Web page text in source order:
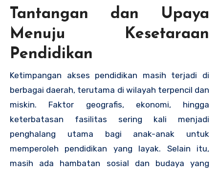
Tantangan dan Upaya
Menuju Kesetaraan
Pendidikan
Ketimpangan akses pendidikan masih terjadi di
berbagai daerah, terutama di wilayah terpencil dan
miskin. Faktor geografis, ekonomi, hingga
keterbatasan fasilitas sering kali menjadi
penghalang utama bagi anak-anak untuk
memperoleh pendidikan yang layak. Selain itu,
masih ada hambatan sosial dan budaya yang